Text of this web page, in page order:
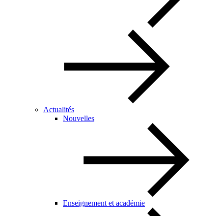
Actualités
Nouvelles
Enseignement et académie